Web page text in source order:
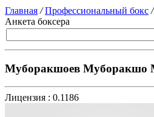
Главная / Профессиональный бокс /
Анкета боксера
Муборакшоев Муборакшо
Лицензия : 0.1186